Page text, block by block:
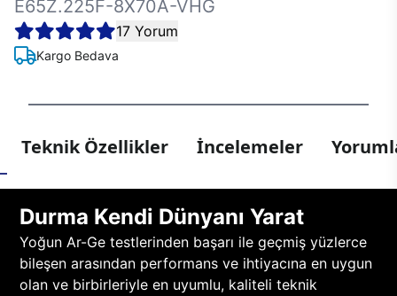
E65Z.225F-8X70A-VHG
17 Yorum
Kargo Bedava
Teknik Özellikler İncelemeler
Durma Kendi Dünyanı Yarat
Yoğun Ar-Ge testlerinden başarı ile geçmiş yüzlerce
bileşen arasından performans ve ihtiyacına en uygun
olan ve birbirleriyle en uyumlu, kaliteli teknik